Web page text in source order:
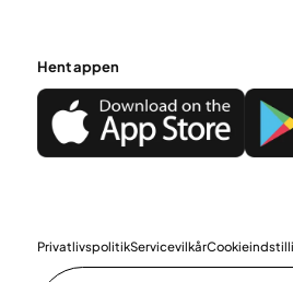
Hent appen
PrivatlivspolitikServicevilkår